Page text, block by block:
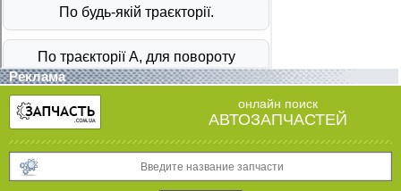
Реклама
онлайн поиск
АВТОЗАПЧАСТЕЙ